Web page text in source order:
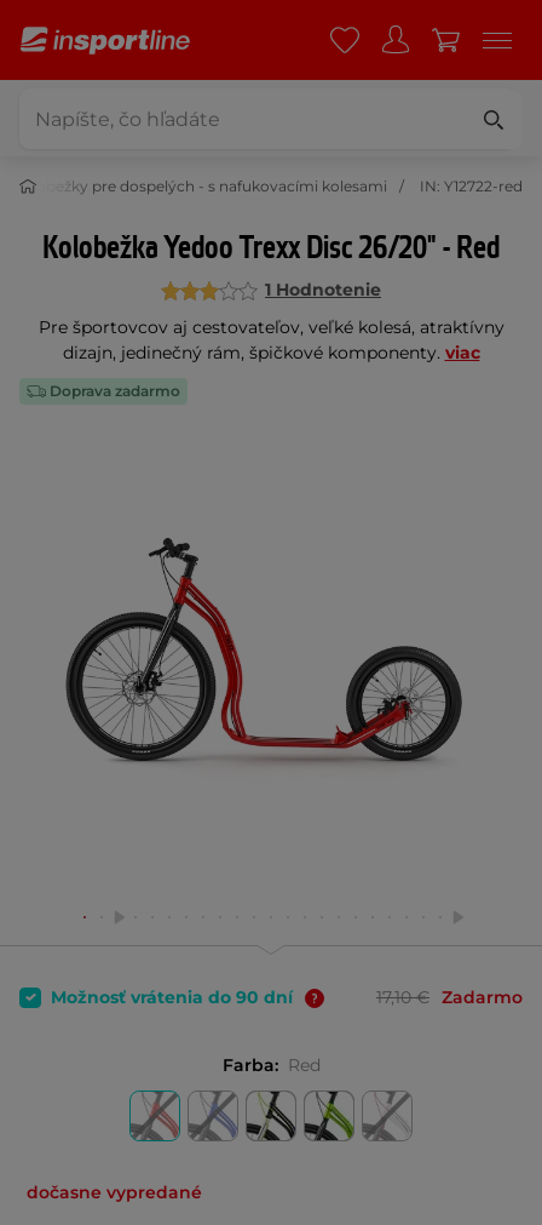
Kolobežky pre dospelých - s nafukovacími kolesami IN: Y12722-red
Kolobežka Yedoo Trexx Disc 26/20" - Red
1 Hodnotenie
Pre športovcov aj cestovateľov, veľké kolesá, atraktívny
dizajn, jedinečný rám, špičkové komponenty. viac
Doprava zadarmo
Možnosť vrátenia do 90 dní 17,10 € Zadarmo
Farba: Red
dočasne vypredané